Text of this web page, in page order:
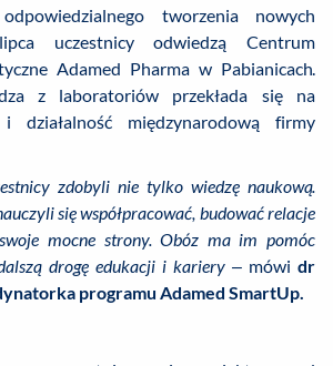
tworzenia nowych
uczestnicy odwiedzą Centrum
Adamed Pharma w Pabianicach.
z laboratoriów przekłada się na
działalność międzynarodową firmy
zdobyli nie tylko wiedzę naukową.
się współpracować, budować relacje
mocne strony. Obóz ma im pomóc
drogę edukacji i kariery – mówi dr
programu Adamed SmartUp.